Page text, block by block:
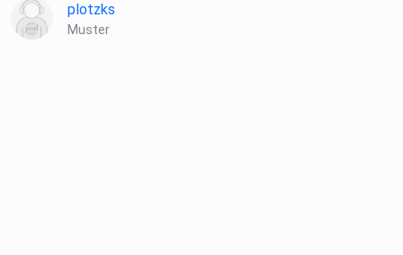
plotzks
Muster